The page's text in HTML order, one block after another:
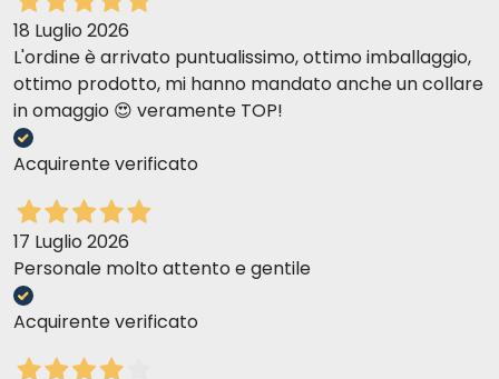
Zusammensetzung
Analytische Zusammensetzung
18 Luglio 2026
L'ordine è arrivato puntualissimo, ottimo imballaggio,
ottimo prodotto, mi hanno mandato anche un collare
in omaggio 😍 veramente TOP!
Acquirente verificato
17 Luglio 2026
Personale molto attento e gentile
Acquirente verificato